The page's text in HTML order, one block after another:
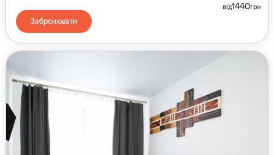
від1440грн
Забронювати